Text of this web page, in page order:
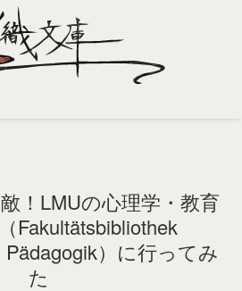
！LMUの心理学・教育
Fakultätsbibliothek
）に行ってみ
た